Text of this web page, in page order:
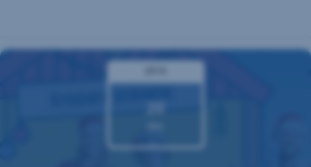
20